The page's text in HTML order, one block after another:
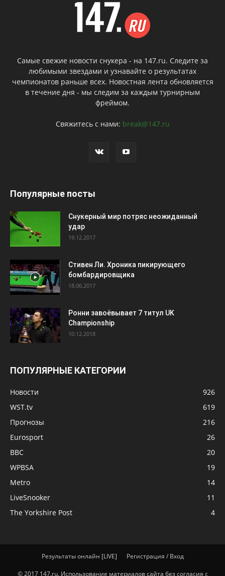
Самые свежие новости снукера - на 147.ru. Следите за
любимыми звездами и узнавайте о результатах
чемпионатов раньше всех. Новостная лента обновляется
в течение дня - мы следим за каждым турнирным
фреймом.
Свяжитесь с нами: break@147.ru
Популярные посты
Снукерный мир потряс неожиданный
удар
19.12.2017
Стивен Ли. Хроника пикирующего
бомбардировщика
18.06.2017
Ронни завоёвывает 7 титул UK
Championship
10.12.2018
ПОПУЛЯРНЫЕ КАТЕГОРИИ
Новости
926
WST.tv
619
Прогнозы
216
Eurosport
26
BBC
20
WPBSA
19
Metro
14
LiveSnooker
11
The Yorkshire Post
4
Результаты онлайн [LIVE] Регистрация / Вход
© 2017 147.ru. Использование материалов сайта без согласия с